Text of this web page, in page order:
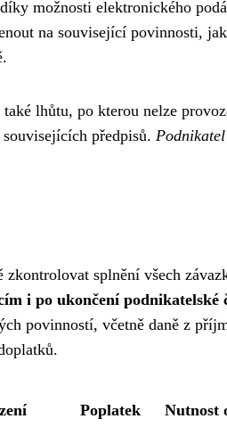
možnosti elektronického
na související povinnosti,
lhůtu, po kterou nelze
předpisů.
zkontrolovat splnění všech
i po ukončení podnikatelské
povinností, včetně daně z
Poplatek Nutnost